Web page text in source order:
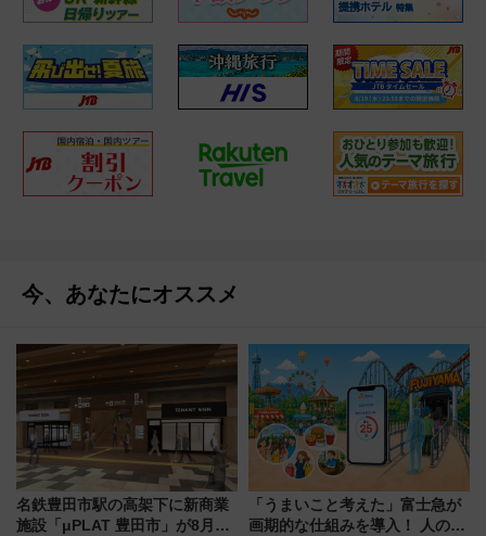
今、あなたにオススメ
名鉄豊田市駅の高架下に新商業
施設「μPLAT 豊田市」が8月26
「うまいこと考えた」富士急が
画期的な仕組みを導入！ 人のか